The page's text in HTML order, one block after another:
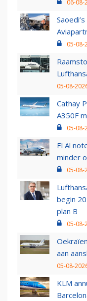
06-08-
05-08-
05-08-
Cathay
A350F
05-08-
El Al
minder
05-08-
begin
plan B
05-08-
aan
05-08-
KLM